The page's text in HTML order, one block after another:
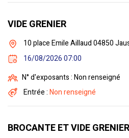
VIDE GRENIER
10 place Emile Aillaud 04850
16/08/2026 07:00
N° d'exposants : Non renseigné
Entrée :Non renseigné
BROCANTE ET VIDE GRENIER